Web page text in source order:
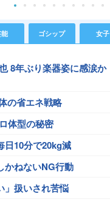
ゴシップ 女子
8年ぶり楽器姿に感涙か
の省エネ戦略
体型の秘密
日10分で20kg減
かねないNG行動
」扱いされ苦悩